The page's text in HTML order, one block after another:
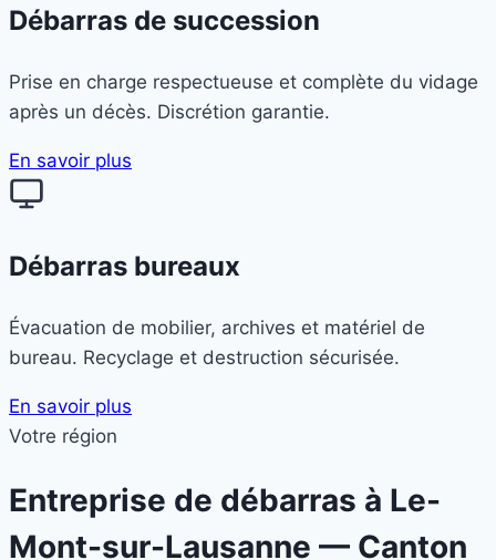
Débarras de succession
Prise en charge respectueuse et complète du vidage
après un décès. Discrétion garantie.
En savoir plus
Débarras bureaux
Évacuation de mobilier, archives et matériel de
bureau. Recyclage et destruction sécurisée.
En savoir plus
Votre région
Entreprise de débarras à Le-
Mont-sur-Lausanne — Canton